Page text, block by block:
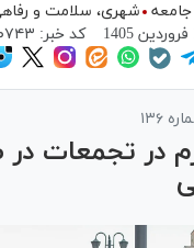
جامعه
شهری،‌ سلامت و
کد خبر:
۱۳۶
در تجمعات